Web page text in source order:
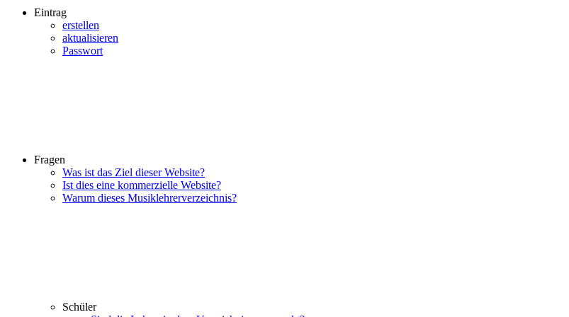
Eintrag
erstellen
aktualisieren
Passwort
Fragen
Was ist das Ziel dieser Website?
Ist dies eine kommerzielle Website?
Warum dieses Musiklehrerverzeichnis?
Schüler